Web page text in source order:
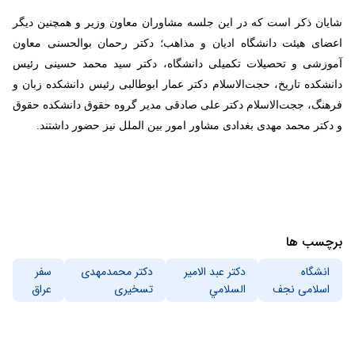
شایان ذکر است که در این جلسه مشاوران معاون وزیر و همچنین دیگر
اعضای هیئت دانشگاه ادیان و مذاهب؛ دکتر رحمان بوالحسنی معاون
آموزشی و تحصیلات تکمیلی دانشگاه، دکتر سید محمد حسینی رئیس
دانشکده تاریخ، حجت‌الاسلام دکتر عمار ابوطالبی رئیس دانشکده زبان و
فرهنگ، ججت‌الاسلام دکتر علی صادقی مدیر گروه حقوق دانشکده حقوق
و دکتر محمد مهدی بغدادی مشاور امور بین الملل نیز حضور داشتند.
برچسب ها
انشگاه
اسلامی نجف
دكتر عبد الامير
السلامي
دکتر محمدمهدی
تسخیری
سفر
عراق